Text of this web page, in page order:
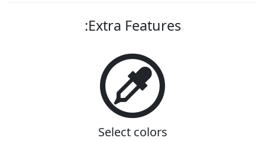
Extra Features:
Select colors